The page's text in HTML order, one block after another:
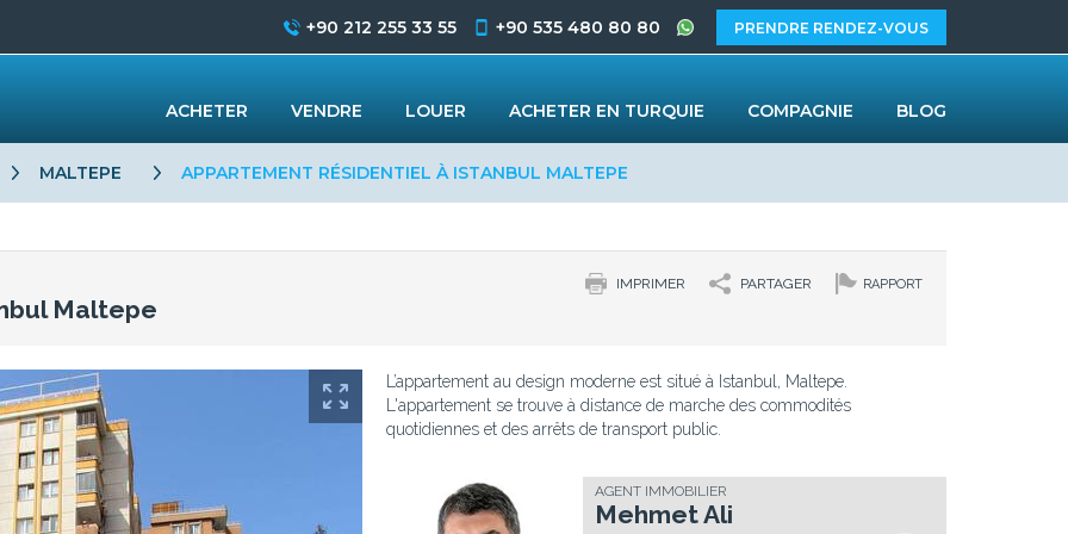
MALTEPE APPARTEMENT RÉSIDENTIEL À ISTANBUL MALTEPE
RAPPORT
PARTAGER
IMPRIMER
Maltepe
L’appartement au design moderne est situé à Istanbul, Maltepe.
L'appartement se trouve à distance de marche des commodités
quotidiennes et des arrêts de transport public.
AGENT IMMOBILIER
Mehmet Ali
+90 212 255 33 55 +90 535 480 80 80 PRENDRE RENDEZ-VOUS
ACHETER VENDRE LOUER ACHETER EN TURQUIE COMPAGNIE BLOG